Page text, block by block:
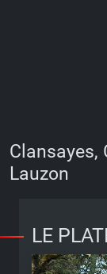
Clansayes,
Lauzon
LE